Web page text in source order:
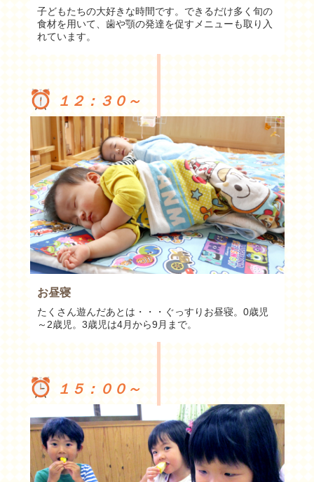
子どもたちの大好きな時間です。できるだけ多く旬の
食材を用いて、歯や顎の発達を促すメニューも取り入
れています。
１２：３０～
お昼寝
たくさん遊んだあとは・・・ぐっすりお昼寝。0歳児
～2歳児。3歳児は4月から9月まで。
１５：００～